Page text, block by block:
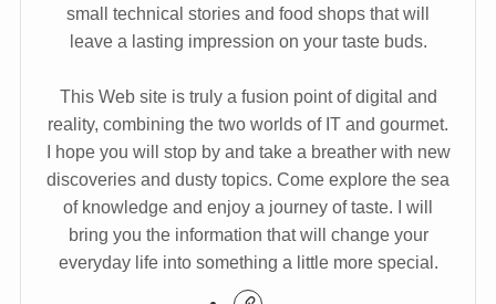
small technical stories and food shops that will
leave a lasting impression on your taste buds.
This Web site is truly a fusion point of digital and
reality, combining the two worlds of IT and gourmet.
I hope you will stop by and take a breather with new
discoveries and dusty topics. Come explore the sea
of knowledge and enjoy a journey of taste. I will
bring you the information that will change your
everyday life into something a little more special.